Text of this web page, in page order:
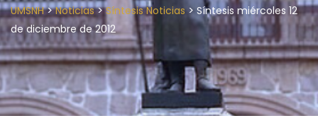
UMSNH>Noticias>Síntesis Noticias> Síntesis miércoles 12
de diciembre de 2012